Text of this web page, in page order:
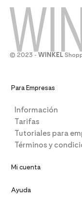
© 2023 - WINKEL
Para Empresas
Información
Tarifas
Tutoriales para
Términos y
Mi cuenta
Ayuda